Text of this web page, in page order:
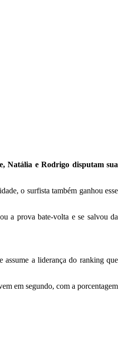
Natália e Rodrigo disputam sua
o surfista também ganhou esse
a prova bate-volta e se salvou da
assume a liderança do ranking que
em segundo, com a porcentagem